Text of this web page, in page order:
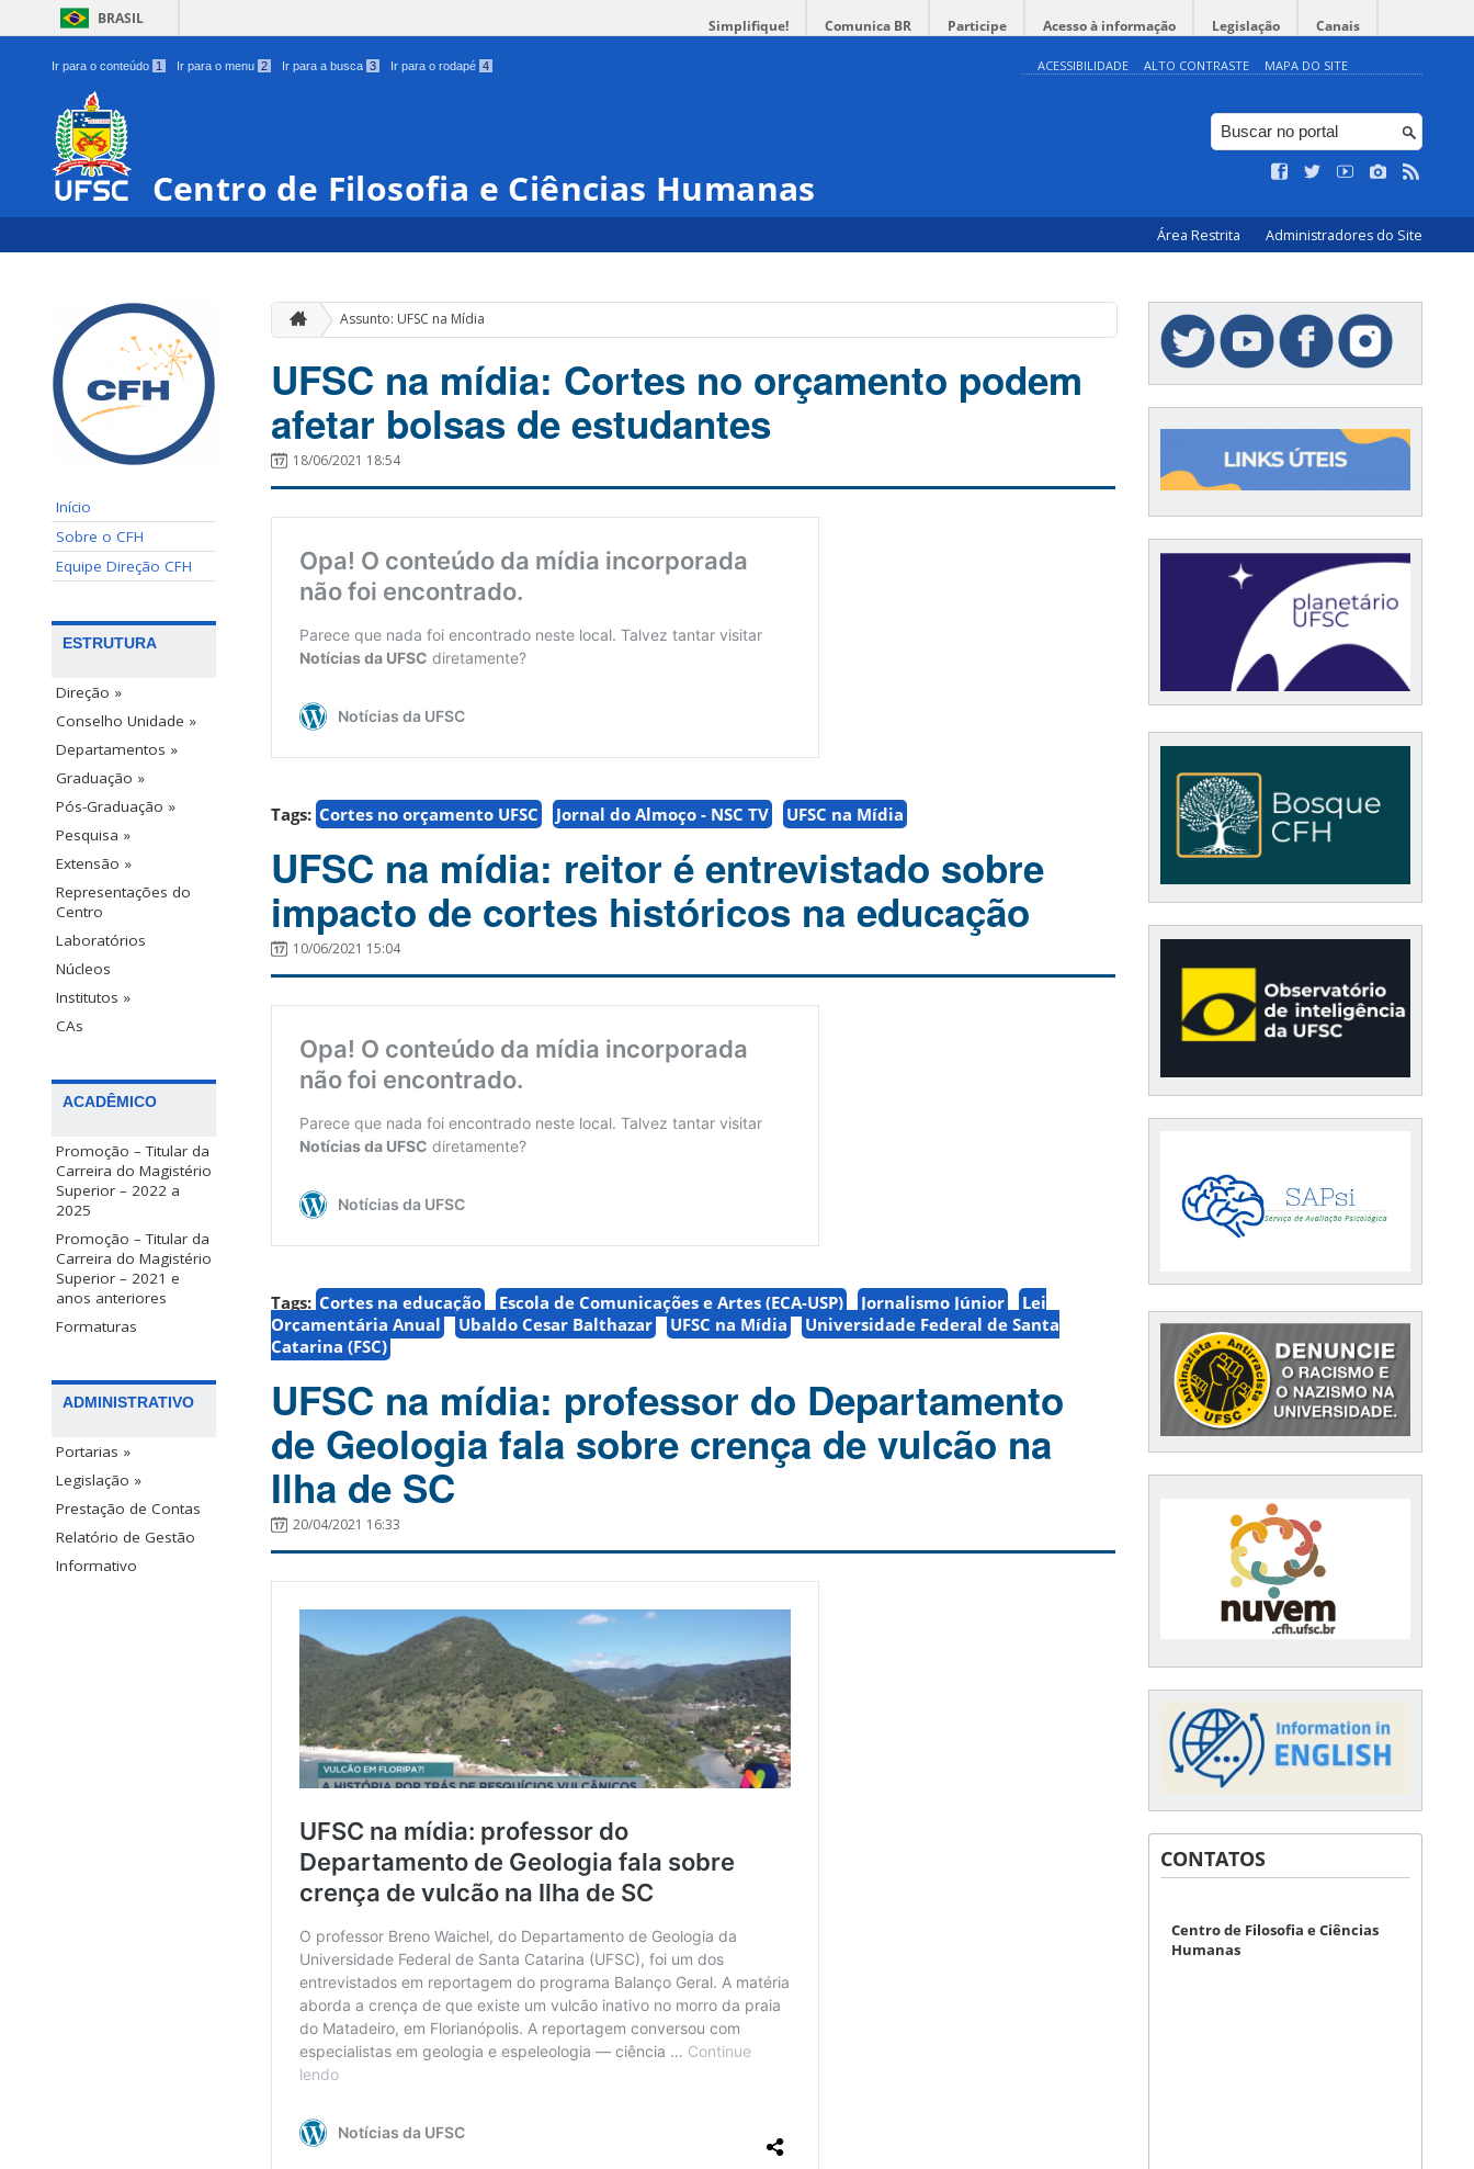
BRASIL Simplifique! Comunica BR Participe Acesso à informação Legislação Canais
Ir para o conteúdo 1 Ir para o menu 2 Ir para a busca 3 Ir para o rodapé 4 ACESSIBILIDADE ALTO CONTRASTE MAPA DO SITE
Centro de Filosofia e Ciências Humanas
Área Restrita Administradores do Site
Início
Sobre o CFH
Equipe Direção CFH
ESTRUTURA
Direção »
Conselho Unidade »
Departamentos »
Graduação »
Pós-Graduação »
Pesquisa »
Extensão »
Representações do
Centro
Laboratórios
Núcleos
Institutos »
CAs
ACADÊMICO
Promoção – Titular da
Carreira do Magistério
Superior – 2022 a
2025
Promoção – Titular da
Carreira do Magistério
Superior – 2021 e
anos anteriores
Formaturas
ADMINISTRATIVO
Portarias »
Legislação »
Prestação de Contas
Relatório de Gestão
Informativo
Assunto: UFSC na Mídia
UFSC na mídia: Cortes no orçamento podem
afetar bolsas de estudantes
18/06/2021 18:54
Tags: Cortes no orçamento UFSC Jornal do Almoço - NSC TV UFSC na Mídia
UFSC na mídia: reitor é entrevistado sobre
impacto de cortes históricos na educação
10/06/2021 15:04
Tags: Cortes na educação Escola de Comunicações e Artes (ECA-USP) Jornalismo Júnior
Lei
Orçamentária Anual
Ubaldo Cesar Balthazar UFSC na Mídia
Universidade Federal de Santa
Catarina (FSC)
UFSC na mídia: professor do Departamento
de Geologia fala sobre crença de vulcão na
Ilha de SC
20/04/2021 16:33
CONTATOS
Centro de Filosofia e Ciências
Humanas